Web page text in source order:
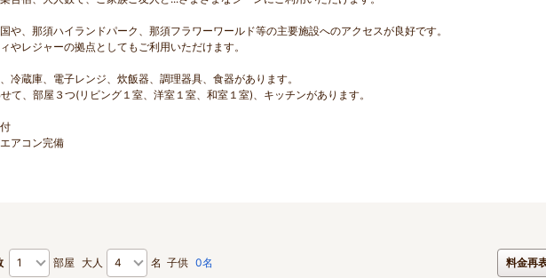
や、那須ハイランドパーク、那須フラワーワールド等の主要施設へのアクセスが良好です。
やレジャーの拠点としてもご利用いただけます。
冷蔵庫、電子レンジ、炊飯器、調理器具、食器があります。
て、部屋３つ(リビング１室、洋室１室、和室１室)、キッチンがあります。
アコン完備
部屋 大人 名 子供 0名 料金再